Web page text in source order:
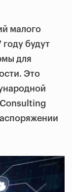
малого
будут
для
Это